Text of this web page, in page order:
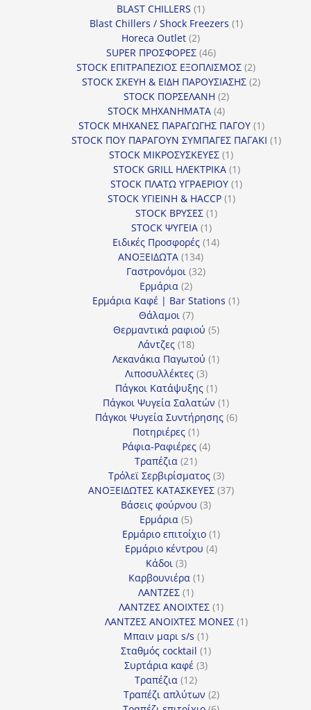
BLAST CHILLERS 11
προϊόν
Blast Chillers / Shock Freezers 11
Horeca Outlet 22
προϊόντα
SUPER ΠΡΟΣΦΟΡΕΣ 4646
προϊόντα
STOCK ΕΠΙΤΡΑΠΕΖΙΟΣ ΕΞΟΠΛΙΣΜΟΣ 22
προϊόντα
STOCK ΣΚΕΥΗ & ΕΙΔΗ ΠΑΡΟΥΣΙΑΣΗΣ 22
STOCK ΠΟΡΣΕΛΑΝΗ 22
STOCK ΜΗΧΑΝΗΜΑΤΑ 44
προϊόντα
STOCK ΜΗΧΑΝΕΣ ΠΑΡΑΓΩΓΗΣ ΠΑΓΟΥ 11
προϊόν
STOCK ΠΟΥ ΠΑΡΑΓΟΥΝ ΣΥΜΠΑΓΕΣ ΠΑΓΑΚΙ 11
STOCK ΜΙΚΡΟΣΥΣΚΕΥΕΣ 11
προϊόν
STOCK GRILL ΗΛΕΚΤΡΙΚΑ 11
προϊόν
STOCK ΠΛΑΤΩ ΥΓΡΑΕΡΙΟΥ 11
STOCK ΥΓΙΕΙΝΗ & HACCP 11
STOCK ΒΡΥΣΕΣ 11
STOCK ΨΥΓΕΙΑ 11
προϊόν
Ειδικές Προσφορές 1414
ΑΝΟΞΕΙΔΩΤΑ 134134
προϊόντα
Γαστρονόμοι 3232
Ερμάρια 22
προϊόντα
Ερμάρια Καφέ | Bar Stations 11
Θάλαμοι 77
προϊόντα
Θερμαντικά ραφιού 55
Λάντζες 1818
προϊόντα
Λεκανάκια Παγωτού 11
Λιποσυλλέκτες 33
προϊόντα
Πάγκοι Κατάψυξης 11
προϊόν
Πάγκοι Ψυγεία Σαλατών 11
προϊόν
Πάγκοι Ψυγεία Συντήρησης 66
Ποτηριέρες 11
προϊόν
Ράφια-Ραφιέρες 44
Τραπέζια 2121
προϊόντα
Τρόλεϊ Σερβιρίσματος 33
προϊόντα
ΑΝΟΞΕΙΔΩΤΕΣ ΚΑΤΑΣΚΕΥΕΣ 3737
Βάσεις φούρνου 33
Ερμάρια 55
προϊόντα
Ερμάριο επιτοίχιο 11
προϊόν
Ερμάριο κέντρου 44
Κάδοι 33
προϊόντα
Καρβουνιέρα 11
ΛΑΝΤΖΕΣ 11
προϊόν
ΛΑΝΤΖΕΣ ΑΝΟΙΧΤΕΣ 11
προϊόν
ΛΑΝΤΖΕΣ ΑΝΟΙΧΤΕΣ ΜΟΝΕΣ 11
Μπαιν μαρι s/s 11
προϊόν
Σταθμός cocktail 11
Συρτάρια καφέ 33
Τραπέζια 1212
προϊόντα
Τραπέζι απλύτων 22